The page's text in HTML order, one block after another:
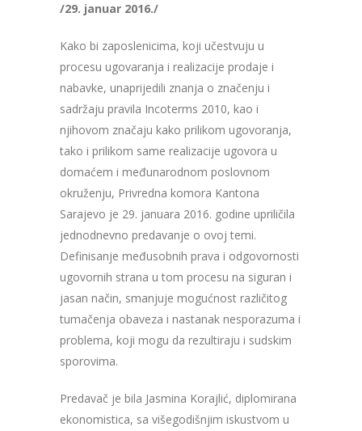
/29. januar 2016./
Kako bi zaposlenicima, koji učestvuju u
procesu ugovaranja i realizacije prodaje i
nabavke, unaprijedili znanja o značenju i
sadržaju pravila Incoterms 2010, kao i
njihovom značaju kako prilikom ugovoranja,
tako i prilikom same realizacije ugovora u
domaćem i međunarodnom poslovnom
okruženju, Privredna komora Kantona
Sarajevo je 29. januara 2016. godine upriličila
jednodnevno predavanje o ovoj temi.
Definisanje međusobnih prava i odgovornosti
ugovornih strana u tom procesu na siguran i
jasan način, smanjuje mogućnost različitog
tumačenja obaveza i nastanak nesporazuma i
problema, koji mogu da rezultiraju i sudskim
sporovima.
Predavač je bila Jasmina Korajlić, diplomirana
ekonomistica, sa višegodišnjim iskustvom u